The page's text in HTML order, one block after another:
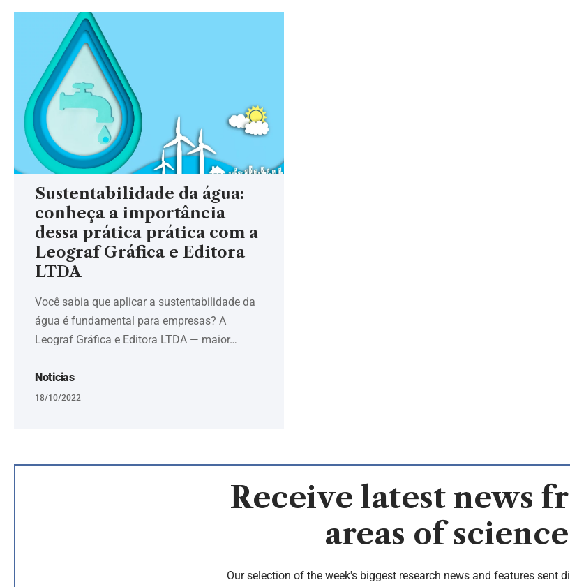
Sustentabilidade da água:
conheça a importância
dessa prática prática com a
Leograf Gráfica e Editora
LTDA
Você sabia que aplicar a sustentabilidade da
água é fundamental para empresas? A
Leograf Gráfica e Editora LTDA — maior…
Noticias
18/10/2022
Receive latest news
areas of science
Our selection of the week's biggest research news and features sent